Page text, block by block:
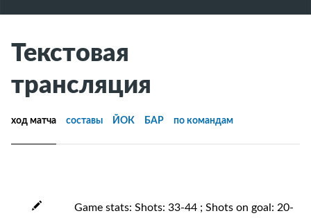
Текстовая
трансляция
ход матча составы ЙОК БАР по командам
Game stats: Shots: 33-44 ; Shots on goal: 20-